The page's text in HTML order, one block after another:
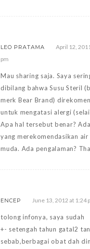
LEO PRATAMA
April 12,
pm
Mau sharing saja. Saya
dibilang bahwa Susu Steril
merk Bear Brand)
untuk mengatasi alergi
Apa hal tersebut benar?
yang merekomendasikan air
muda. Ada pengalaman?
ENCEP June 13, 2012 at 1:24
tolong infonya, saya sudah
+- setengah tahun gatal2
sebab,berbagai obat dah